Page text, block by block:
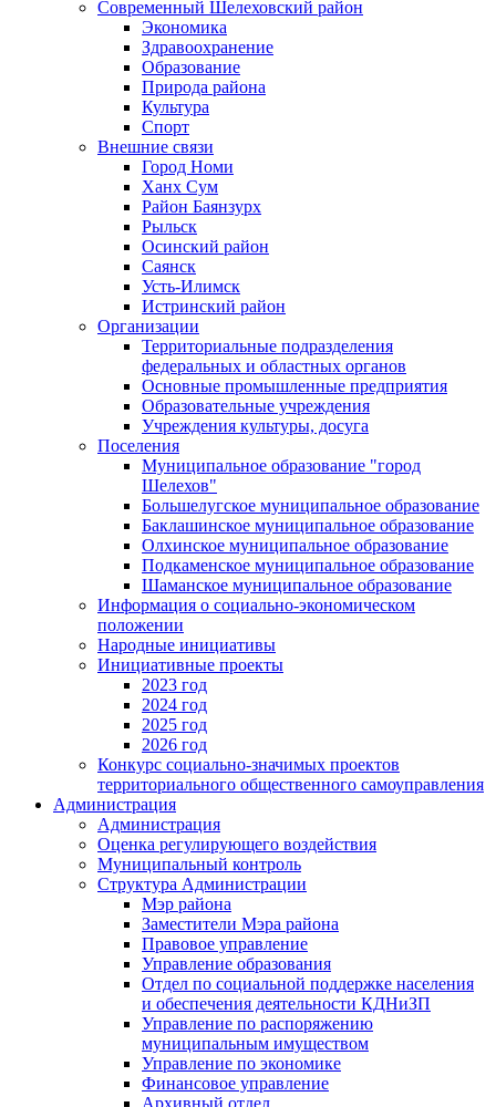
Современный Шелеховский район
Экономика
Здравоохранение
Образование
Природа района
Культура
Спорт
Внешние связи
Город Номи
Ханх Сум
Район Баянзурх
Рыльск
Осинский район
Саянск
Усть-Илимск
Истринский район
Организации
Территориальные подразделения
федеральных и областных органов
Основные промышленные предприятия
Образовательные учреждения
Учреждения культуры, досуга
Поселения
Муниципальное образование "город
Шелехов"
Большелугское муниципальное образование
Баклашинское муниципальное образование
Олхинское муниципальное образование
Подкаменское муниципальное образование
Шаманское муниципальное образование
Информация о социально-экономическом
положении
Народные инициативы
Инициативные проекты
2023 год
2024 год
2025 год
2026 год
Конкурс социально-значимых проектов
территориального общественного самоуправления
Администрация
Администрация
Оценка регулирующего воздействия
Муниципальный контроль
Структура Администрации
Мэр района
Заместители Мэра района
Правовое управление
Управление образования
Отдел по социальной поддержке населения
и обеспечения деятельности КДНиЗП
Управление по распоряжению
муниципальным имуществом
Управление по экономике
Финансовое управление
Архивный отдел